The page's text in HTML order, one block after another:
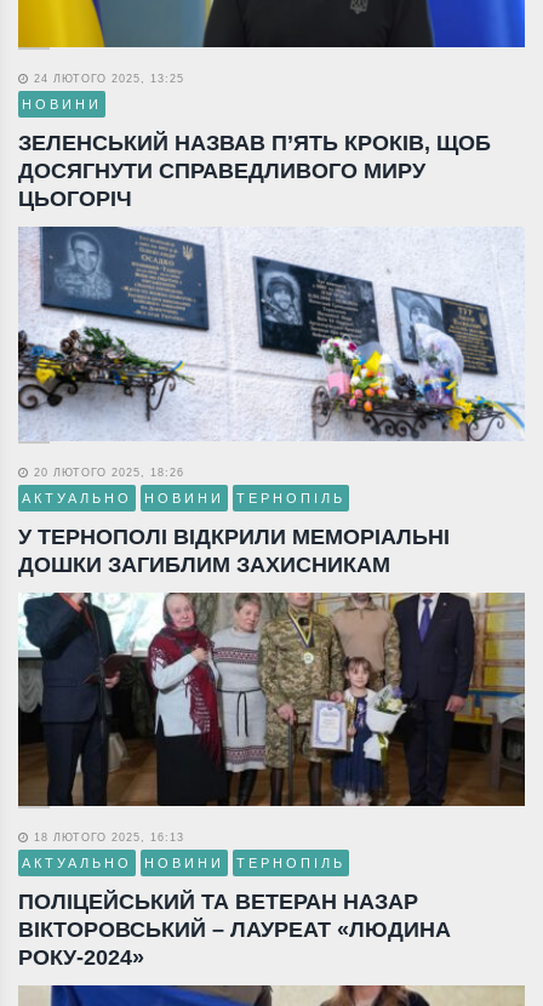
24 ЛЮТОГО 2025, 13:25
НОВИНИ
ЗЕЛЕНСЬКИЙ НАЗВАВ П’ЯТЬ КРОКІВ, ЩОБ
ДОСЯГНУТИ СПРАВЕДЛИВОГО МИРУ
ЦЬОГОРІЧ
20 ЛЮТОГО 2025, 18:26
АКТУАЛЬНО НОВИНИ ТЕРНОПІЛЬ
У ТЕРНОПОЛІ ВІДКРИЛИ МЕМОРІАЛЬНІ
ДОШКИ ЗАГИБЛИМ ЗАХИСНИКАМ
18 ЛЮТОГО 2025, 16:13
АКТУАЛЬНО НОВИНИ ТЕРНОПІЛЬ
ПОЛІЦЕЙСЬКИЙ ТА ВЕТЕРАН НАЗАР
ВІКТОРОВСЬКИЙ – ЛАУРЕАТ «ЛЮДИНА
РОКУ-2024»